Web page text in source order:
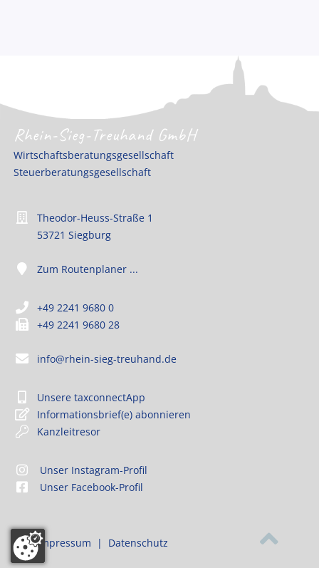
Rhein-Sieg-Treuhand GmbH
Wirtschaftsberatungsgesellschaft
Steuerberatungsgesellschaft
Theodor-Heuss-Straße 1
53721 Siegburg
Zum Routenplaner ...
+49 2241 9680 0
+49 2241 9680 28
info@rhein-sieg-treuhand.de
Unsere taxconnectApp
Informationsbrief(e) abonnieren
Kanzleitresor
Unser Instagram-Profil
Unser Facebook-Profil
Impressum | Datenschutz